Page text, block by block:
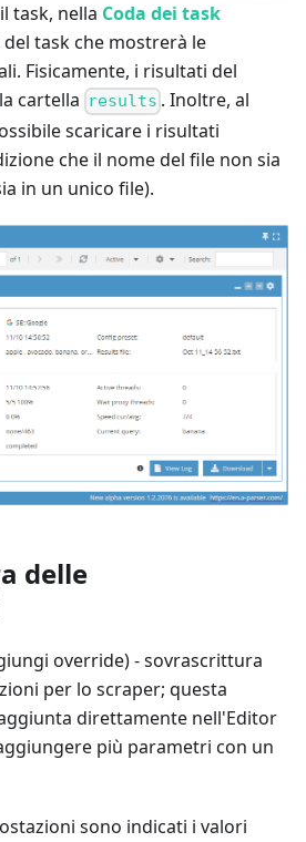
task, nella Coda dei task
task che mostrerà le
Fisicamente, i risultati del
cartella results . Inoltre, al
scaricare i risultati
che il nome del file non sia
in un unico file).
delle
override) - sovrascrittura
per lo scraper; questa
direttamente nell'Editor
più parametri con un
sono indicati i valori